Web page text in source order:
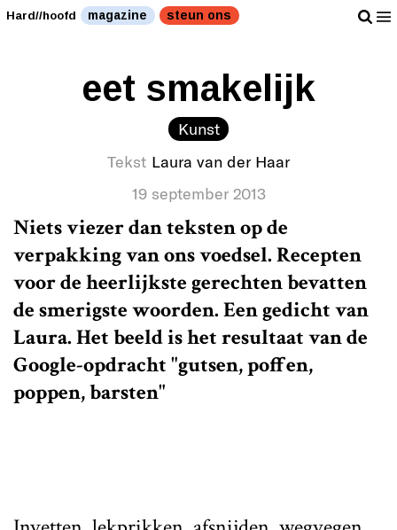
Hard//hoofd magazine steun ons
eet smakelijk
Kunst
Tekst Laura van der Haar
19 september 2013
Niets viezer dan teksten op de
verpakking van ons voedsel. Recepten
voor de heerlijkste gerechten bevatten
de smerigste woorden. Een gedicht van
Laura. Het beeld is het resultaat van de
Google-opdracht "gutsen, poffen,
poppen, barsten"